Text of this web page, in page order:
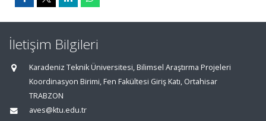
İletişim Bilgileri
Karadeniz Teknik Üniversitesi, Bilimsel Araştırma Projeleri
Koordinasyon Birimi, Fen Fakültesi Giriş Katı, Ortahisar
TRABZON
aves@ktu.edu.tr